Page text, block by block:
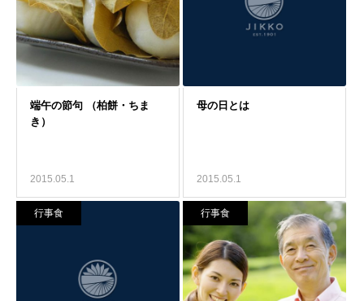
2015.05.1 2015.05.1
行事食 行事食